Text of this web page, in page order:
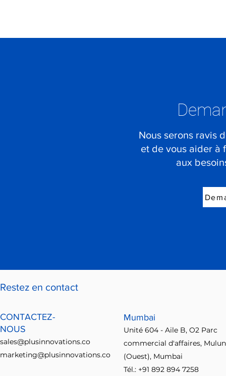
Nous serons ravis
et de vous aider à
aux
Restez en contact
CONTACTEZ-
NOUS
sales@plusinnovations.co
marketing@plusinnovations.co
Mumbai
Unité 604 - Aile B, O2 Parc
commercial d'affaires,
(Ouest), Mumbai
Tél.: +91 892 894 7258